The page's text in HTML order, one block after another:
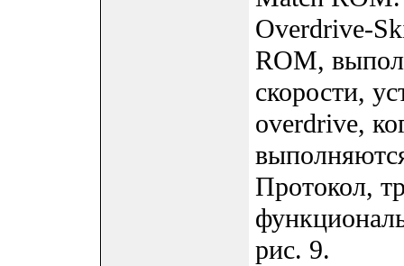
Overdrive-
ROM,
скорости,
overdrive,
Протокол,
рис. 9.